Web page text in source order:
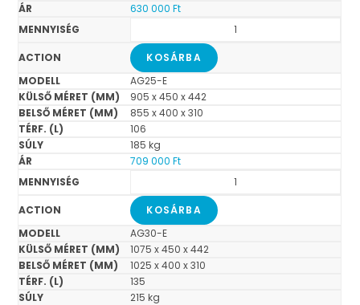
630 000Ft
KOSÁRBA
AG25-E
905 x 450 x 442
855 x 400 x 310
106
185 kg
709 000Ft
KOSÁRBA
AG30-E
1075 x 450 x 442
1025 x 400 x 310
135
215 kg